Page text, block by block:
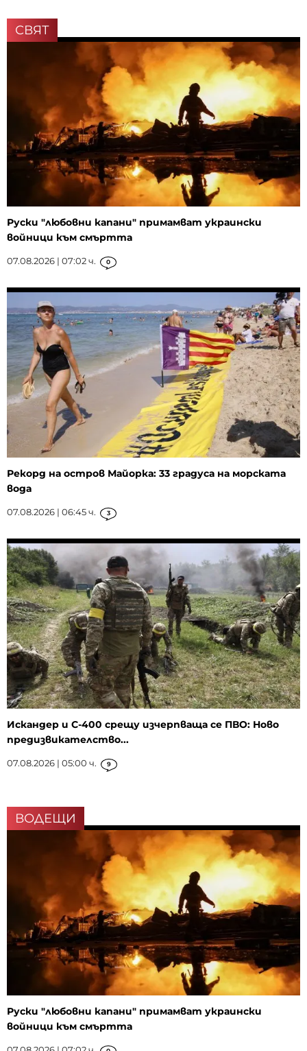
СВЯТ
Руски "любовни капани" примамват украински
войници към смъртта
07.08.2026 | 07:02 ч. 0
Рекорд на остров Майорка: 33 градуса на морската
вода
07.08.2026 | 06:45 ч. 3
Искандер и С-400 срещу изчерпваща се ПВО: Ново
предизвикателство...
07.08.2026 | 05:00 ч. 9
ВОДЕЩИ
Руски "любовни капани" примамват украински
войници към смъртта